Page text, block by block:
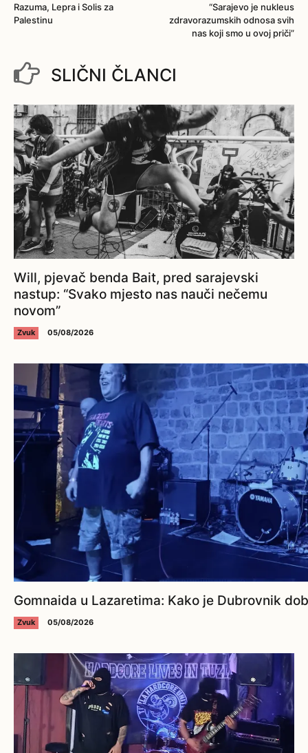
Razuma, Lepra i Solis za
Palestinu
“Sarajevo je nukleus
zdravorazumskih odnosa svih
nas koji smo u ovoj priči”
SLIČNI ČLANCI
Will, pjevač benda Bait, pred sarajevski
nastup: “Svako mjesto nas nauči nečemu
novom”
Zvuk 05/08/2026
Gomnaida u Lazaretima: Kako je Dubrovnik
Zvuk 05/08/2026